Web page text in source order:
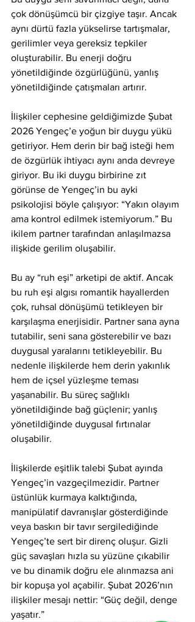
çok dönüşümcü bir çizgiye taşır. Ancak
aynı dürtü fazla yükselirse tartışmalar,
gerilimler veya gereksiz tepkiler
oluşturabilir. Bu enerji doğru
yönetildiğinde özgürlüğünü, yanlış
yönetildiğinde çatışmaları artırır.
İlişkiler cephesine geldiğimizde Şubat
2026 Yengeç’e yoğun bir duygu yükü
getiriyor. Hem derin bir bağ isteği hem
de özgürlük ihtiyacı aynı anda devreye
giriyor. Bu iki duygu birbirine zıt
görünse de Yengeç’in bu ayki
psikolojisi böyle çalışıyor: “Yakın olayım
ama kontrol edilmek istemiyorum.” Bu
ikilem partner tarafından anlaşılmazsa
ilişkide gerilim oluşabilir.
Bu ay “ruh eşi” arketipi de aktif. Ancak
bu ruh eşi algısı romantik hayallerden
çok, ruhsal dönüşümü tetikleyen bir
karşılaşma enerjisidir. Partner sana ayna
tutabilir, seni sana gösterebilir ve bazı
duygusal yaralarını tetikleyebilir. Bu
nedenle ilişkilerde hem derin yakınlık
hem de içsel yüzleşme teması
yaşanabilir. Bu süreç sağlıklı
yönetildiğinde bağ güçlenir; yanlış
yönetildiğinde duygusal fırtınalar
oluşabilir.
İlişkilerde eşitlik talebi Şubat ayında
Yengeç’in vazgeçilmezidir. Partner
üstünlük kurmaya kalktığında,
manipülatif davranışlar gösterdiğinde
veya baskın bir tavır sergilediğinde
Yengeç’te sert bir direnç oluşur. Gizli
güç savaşları hızla su yüzüne çıkabilir
ve bu dinamik doğru ele alınmazsa ani
bir kopuşa yol açabilir. Şubat 2026’nın
ilişkiler mesajı nettir: “Güç değil, denge
yaşatır.”